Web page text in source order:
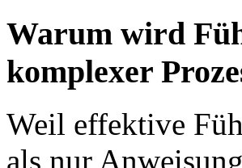
Warum wird
komplexer
Weil effektive
als nur